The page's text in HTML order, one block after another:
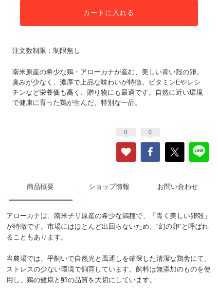
カートに入れる
注文数制限：制限無し
南米原産の希少な鶏・アローカナが産む、美しい青い殻の卵。
臭みが少なく、濃厚で上品な味わいが特徴。ビタミンEやレシ
チンなど栄養価も高く、贈り物にも最適です。自然に近い環境
で健康に育った鶏が生んだ、特別な一品。
0 0
商品概要 ショップ情報 お問い合わせ
アローカナは、南米チリ原産の希少な鶏種で、「青く美しい卵殻」
が特徴です。市場にはほとんど出回らないため、“幻の卵”と呼ばれ
ることもあります。
当農場では、平飼いで自然光と風通しを確保した清潔な鶏舎にて、
ストレスの少ない環境で飼育しています。飼料は無添加のものを使
用し、鶏の健康と卵の品質を大切にしています。